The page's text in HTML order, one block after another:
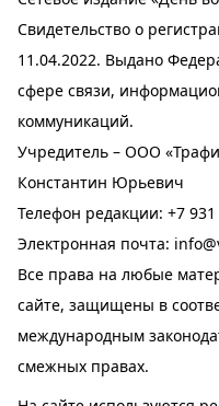
Свидетельство о
11.04.2022. Выдано
сфере связи,
коммуникаций.
Учредитель – ООО
Константин Юрьевич
Телефон редакции: +7
Электронная почта:
Все права на любые
сайте, защищены в
международным
смежных правах.